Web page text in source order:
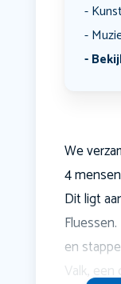
We
4
Dit ligt
en
Valk, een